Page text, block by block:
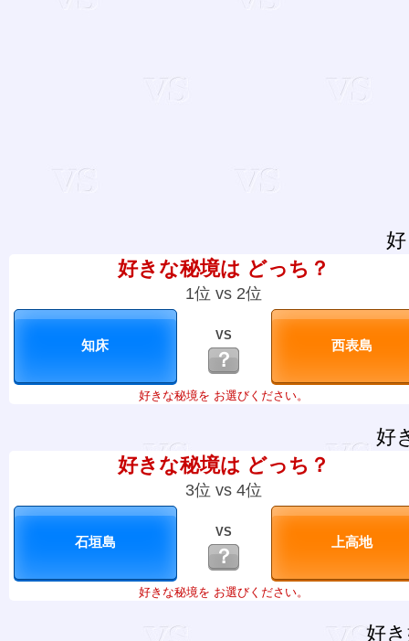
好きな秘境は どっち？
1位 vs 2位
VS
？
好きな秘境を お選びください。
好
好きな秘境は どっち？
3位 vs 4位
VS
？
好きな秘境を お選びください。
好